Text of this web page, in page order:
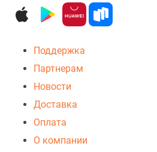
Поддержка
Партнерам
Новости
Доставка
Оплата
О компании